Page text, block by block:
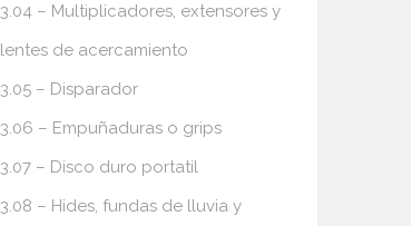
3.04 – Multiplicadores, extensores y
lentes de acercamiento
3.05 – Disparador
3.06 – Empuñaduras o grips
3.07 – Disco duro portatil
3.08 – Hides, fundas de lluvia y